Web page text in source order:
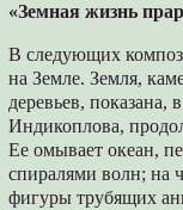
«Земная жизнь
В следующих
на Земле. Земля,
деревьев, показана,
Индикоплова,
Ее омывает океан,
спиралями волн; на
фигуры трубящих